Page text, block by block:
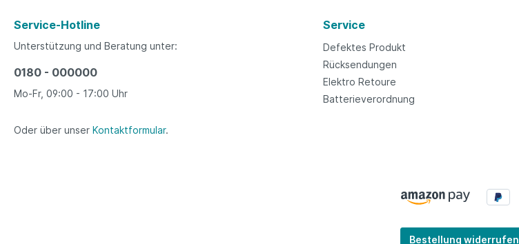
Service-Hotline
Unterstützung und Beratung unter:
0180 - 000000
Mo-Fr, 09:00 - 17:00 Uhr
Oder über unser Kontaktformular.
Service
Defektes Produkt
Rücksendungen
Elektro Retoure
Batterieverordnung
Bestellung widerrufen